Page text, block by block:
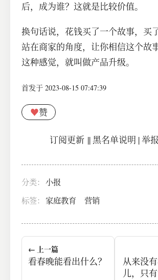
后，成为谁？这就是比较价值。
换句话说，花钱买了一个故事，买
站在商家的角度，让你相信这个故
这种感觉，就叫做产品升级。
首发于 2023-08-15 07:47:39
♥赞
订阅更新||黑名单说明 |举
分类： 小报
标签： 家庭教育 营销
← 上一篇
看春晚能看出什么？
从来没
儿，只